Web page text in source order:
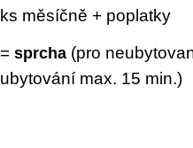
ks měsíčně + poplatky
= sprcha (pro
ubytování max. 15 min.)